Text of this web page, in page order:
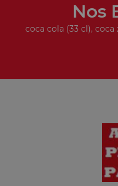
Nos
coca cola (33 cl), coca